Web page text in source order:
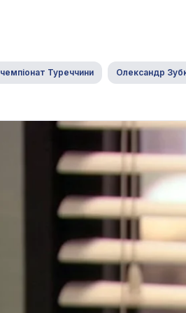
чемпіонат Туреччини Олександр